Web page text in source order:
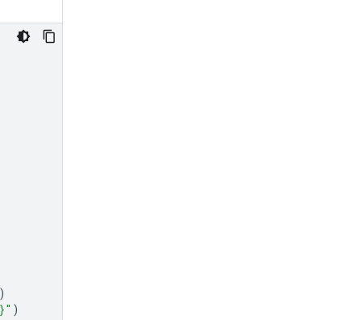
" )